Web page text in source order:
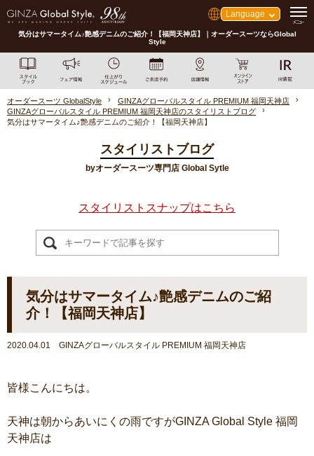
Language
気分はサマータイム♪艶感デニムのご紹介！【福岡天神店】｜オーダースーツならGlobal
Style
オーダースーツ GlobalStyle
GINZAグローバルスタイル PREMIUM 福岡天神店
GINZAグローバルスタイル PREMIUM 福岡天神店のスタイリストブログ
気分はサマータイム♪艶感デニムのご紹介！【福岡天神店】
スタイリストブログ
byオーダースーツ専門店 Global Sytle
スタイリストスナップはこちら
気分はサマータイム♪艶感デニムのご紹
介！【福岡天神店】
2020.04.01 GINZAグローバルスタイル PREMIUM 福岡天神店
皆様こんにちは。
天神は朝からあいにくの雨ですがGINZA Global Style 福岡
天神店は